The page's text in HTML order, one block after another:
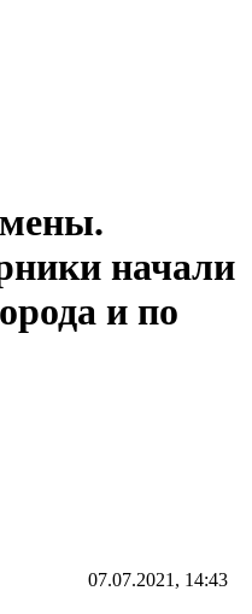
начали
и по
07.07.2021, 14:43